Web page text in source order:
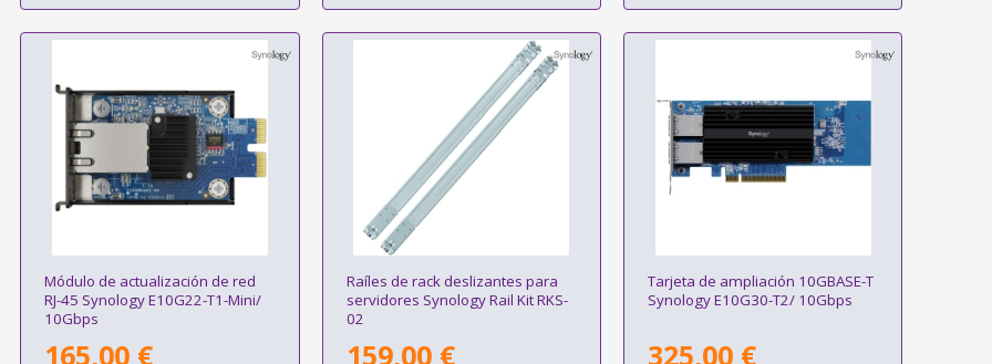
Módulo de actualización de red
RJ-45 Synology E10G22-T1-Mini/
10Gbps
165,00 €
Raíles de rack deslizantes para
servidores Synology Rail Kit RKS-
02
159,00 €
Tarjeta de ampliación 10GBASE-T
Synology E10G30-T2/ 10Gbps
325,00 €